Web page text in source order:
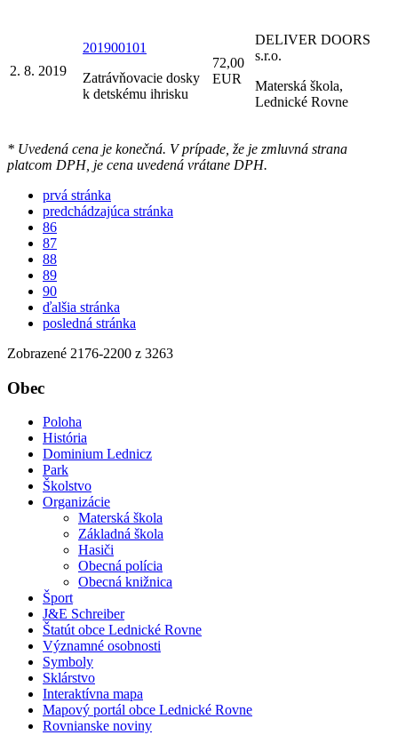
2. 8. 2019
201900101
Zatrávňovacie dosky
k detskému ihrisku
72,00
EUR
DELIVER DOORS
s.r.o.
Materská škola,
Lednické Rovne
* Uvedená cena je konečná. V prípade, že je zmluvná strana
platcom DPH, je cena uvedená vrátane DPH.
prvá stránka
predchádzajúca stránka
86
87
88
89
90
ďalšia stránka
posledná stránka
Zobrazené 2176-2200 z 3263
Obec
Poloha
História
Dominium Lednicz
Park
Školstvo
Organizácie
Materská škola
Základná škola
Hasiči
Obecná polícia
Obecná knižnica
Šport
J&E Schreiber
Štatút obce Lednické Rovne
Významné osobnosti
Symboly
Sklárstvo
Interaktívna mapa
Mapový portál obce Lednické Rovne
Rovnianske noviny